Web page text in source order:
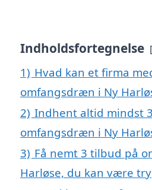
Indholdsfortegnelse
1) Hvad kan et firma
omfangsdræn i Ny
2) Indhent altid mindst
omfangsdræn i Ny
3) Få nemt 3 tilbud på
Harløse, du kan være